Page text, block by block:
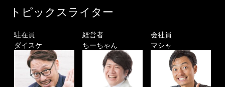
トピックスライター
駐在員
ダイスケ
経営者
ちーちゃん
会社員
マシャ